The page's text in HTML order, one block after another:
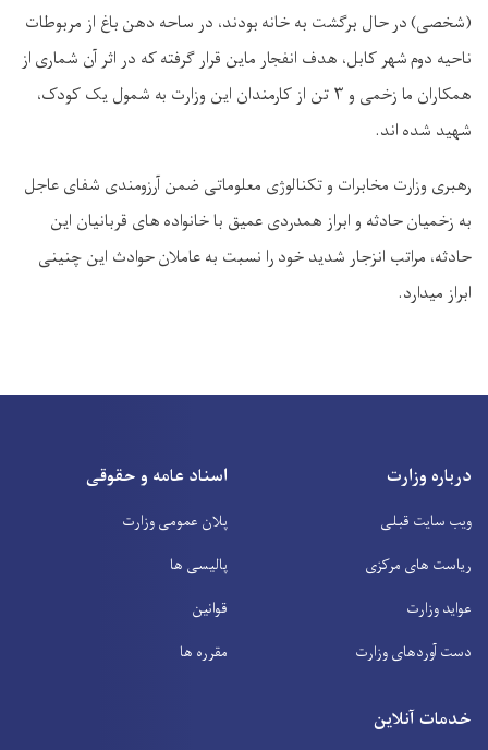
(شخصی) در حال برگشت به خانه بودند، در ساحه دهن باغ از مربوطات
ناحیه دوم شهر کابل، هدف ‏انفجار ماین قرار گرفته که در اثر آن شماری از
همکاران ما زخمی و ۳ تن از کارمندان این وزارت به شمول یک کودک،
شهید شده اند.
رهبری وزارت مخابرات و تکنالوژی معلوماتی ضمن آرزومندی شفای عاجل
به زخمیان حادثه و ابراز ‏همدردی عمیق با خانواده های قربانیان این
حادثه، مراتب انزجار شدید خود را نسبت به عاملان حوادث این چنینی
ابراز میدارد.‏
درباره وزارت
ویب سایت قبلی
ریاست های مرکزی
عواید وزارت
دست آوردهای وزارت
اسناد عامه و حقوقی
پلان عمومی وزارت
پالیسی ها
قوانین
مقرره ها
خدمات آنلاین